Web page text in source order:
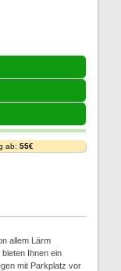
ab: 55€
allem Lärm
Ihnen ein
mit Parkplatz vor